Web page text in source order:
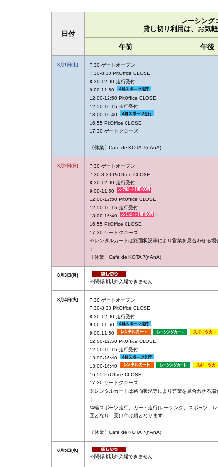
日付
レーシング
貸し切り利用は、お気
午前 午後
8月1日(土)
7:30 ゲートオープン
7:30-8:30 PitOffice CLOSE
8:30-12:00 走行受付
9:00-11:50
12:00-12:50 PitOffice CLOSE
12:50-16:15 走行受付
13:00-16:40
16:55 PitOffice CLOSE
17:30 ゲートクローズ
〔休業〕Cafe de KOTA 7(nAnA)
8月2日(日)
7:30 ゲートオープン
7:30-8:30 PitOffice CLOSE
8:30-12:00 走行受付
9:00-11:50
12:00-12:50 PitOffice CLOSE
12:50-16:15 走行受付
13:00-16:40
16:55 PitOffice CLOSE
17:30 ゲートクローズ
※レンタルカートは路面状況等により営業を見合わせる場
す
〔休業〕Café de KOTA 7(nAnA)
8月3日(月)
※関係者以外入場できません
8月4日(火)
7:30 ゲートオープン
7:30-8:30 PitOffice CLOSE
8:30-12:00 走行受付
9:00-11:50
9:00₋11:50
12:00-12:50 PitOffice CLOSE
12:50-16:15 走行受付
13:00-16:40
13:00-16:40
16:55 PitOffice CLOSE
17:30 ゲートクローズ
※レンタルカートは路面状況等により営業を見合わせる場
す
*4輪スポーツ走行、カート走行(レーシング、スポーツ、
互となり、受け付け順となります
〔休業〕Cafe de KOTA 7(nAnA)
8月5日(水)
※関係者以外入場できません